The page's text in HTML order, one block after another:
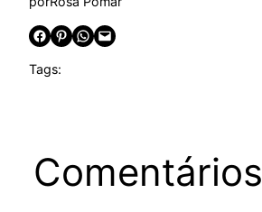
Share on Facebook Share on Pinterest Share on WhatsApp Email this Page
Tags:
Comentários